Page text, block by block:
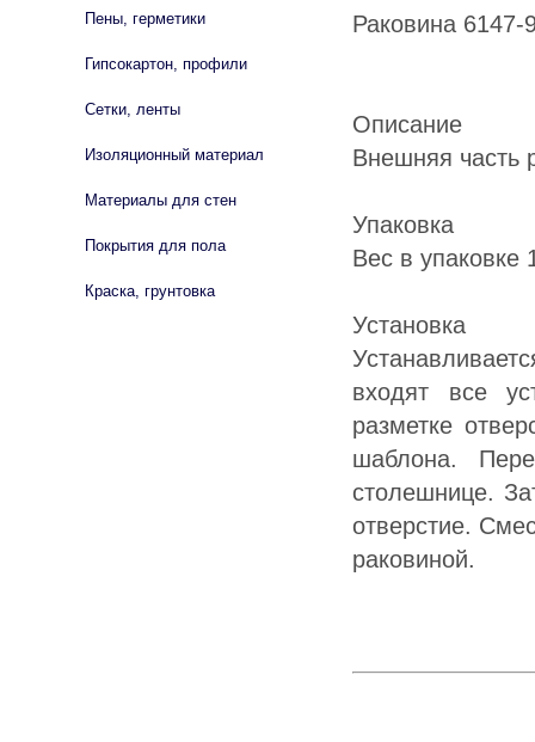
Раковина
Описание
Внешняя часть
Упаковка
Вес в упаковке
Установка
входят все
разметке
шаблона.
столешнице.
отверстие.
раковиной.
Пены, герметики
Гипсокартон, профили
Сетки, ленты
Изоляционный материал
Материалы для стен
Покрытия для пола
Краска, грунтовка